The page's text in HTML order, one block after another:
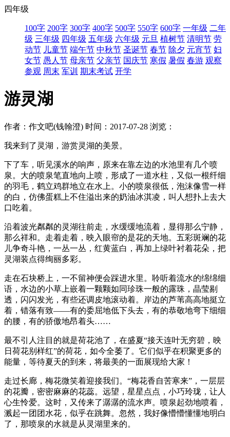
四年级
100字 200字 300字 400字 500字 550字 600字 一年级 二年
级 三年级 四年级 五年级 六年级 元旦 植树节 清明节 劳
动节 儿童节 端午节 中秋节 圣诞节 春节 除夕 元宵节 妇
女节 愚人节 母亲节 父亲节 国庆节 寒假 暑假 春游 观察
参观 周末 军训 期末考试 开学
游灵湖
作者：作文吧(钱翰澄) 时间：2017-07-28 浏览：
我来到了灵湖，游赏灵湖的美景。
下了车，听见溪水的响声，原来在靠左边的水池里有几个喷
泉。大的喷泉笔直地向上喷，形成了一道水柱，又似一根纤细
的羽毛，鹤立鸡群地立在水上。小的喷泉很低，泡沫像雪一样
的白，仿佛蛋糕上不住溢出来的奶油冰淇凌，叫人想扑上去大
口吃着。
沿着波光粼粼的灵湖往前走，水缓缓地流着，显得那么宁静，
那么祥和。走着走着，映入眼帘的是花的天地。五彩斑斓的花
儿争奇斗艳，一丛一丛，红黄蓝白，再加上绿叶衬着花朵，把
灵湖装点得绚丽多彩。
走在石块桥上，一不留神便会踩进水里。聆听着流水的绵绵细
语，水边的小草上嵌着一颗颗如同珍珠一般的露珠，晶莹剔
透，闪闪发光，有些还调皮地滚动着。岸边的芦苇高高地挺立
着，错落有致——有的委屈地低下头去，有的恭敬地弯下细细
的腰，有的骄傲地昂着头……
最不引人注目的就是荷花池了，在盛夏“接天连叶无穷碧，映
日荷花别样红”的荷花，如今全萎了。它们似乎在积聚更多的
能量，等待夏天的到来，将最美的一面展现给大家！
走过长廊，梅花微笑着迎接我们。“梅花香自苦寒来”，一层层
的花瓣，密密麻麻的花蕊。远望，星星点点，小巧玲珑，让人
心生怜爱。这时，又传来了潺潺的流水声。喷泉起劲地喷着，
溅起一团团水花，似乎在跳舞。忽然，我好像懵懵懂懂地明白
了，那喷泉的水就是从灵湖里来的。